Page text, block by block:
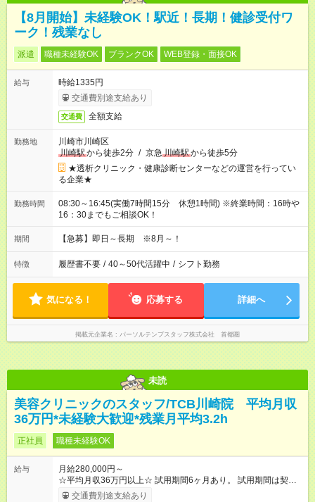
【8月開始】未経験OK！駅近！長期！健診受付ワ
ーク！残業なし
派遣 職種未経験OK ブランクOK WEB登録・面接OK
給与
時給1335円
交通費別途支給あり
交通費 全額支給
勤務地
川崎市川崎区
川崎駅から徒歩2分 / 京急 川崎駅から徒歩5分
★透析クリニック・健康診断センターなどの運営を行ってい
る企業★
勤務時間
08:30～16:45(実働7時間15分 休憩1時間) ※終業時間：16時や
16：30までもご相談OK！
期間 【急募】即日～長期 ※8月～！
特徴 履歴書不要 / 40～50代活躍中 / シフト勤務
気になる！ 応募する 詳細へ
掲載元企業名 パーソルテンプスタッフ株式会社 首都圏
未読
美容クリニックのスタッフ/TCB川崎院 平均月収
36万円*未経験大歓迎*残業月平均3.2h
正社員 職種未経験OK
給与
月給280,000円～
☆平均月収36万円以上☆ 試用期間6ヶ月あり。 試用期間は契約
社員として、月給26万円となります。 ＜試用期間終了後＞ 月給
交通費別途支給あり